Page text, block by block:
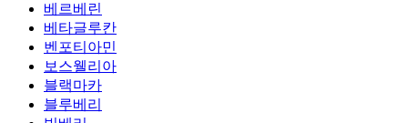
베르베린
베타글루칸
벤포티아민
보스웰리아
블랙마카
블루베리